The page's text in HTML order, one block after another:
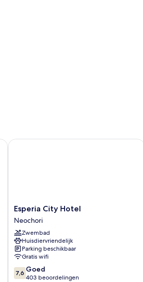
Esperia
City
Hotel
Neochori
Esperia City Hotel
Neochori
Zwembad
Huisdiervriendelijk
Parking beschikbaar
Gratis wifi
7.6
van
7,6 Goed
403 beoordelingen
Esperia City Hotel